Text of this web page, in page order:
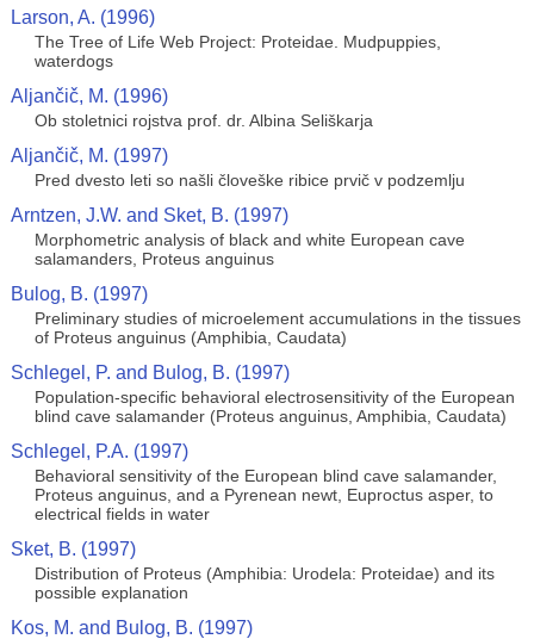
Larson, A. (1996)
The Tree of Life Web Project: Proteidae. Mudpuppies,
waterdogs
Aljančič, M. (1996)
Ob stoletnici rojstva prof. dr. Albina Seliškarja
Aljančič, M. (1997)
Pred dvesto leti so našli človeške ribice prvič v podzemlju
Arntzen, J.W. and Sket, B. (1997)
Morphometric analysis of black and white European cave
salamanders, Proteus anguinus
Bulog, B. (1997)
Preliminary studies of microelement accumulations in the tissues
of Proteus anguinus (Amphibia, Caudata)
Schlegel, P. and Bulog, B. (1997)
Population-specific behavioral electrosensitivity of the European
blind cave salamander (Proteus anguinus, Amphibia, Caudata)
Schlegel, P.A. (1997)
Behavioral sensitivity of the European blind cave salamander,
Proteus anguinus, and a Pyrenean newt, Euproctus asper, to
electrical fields in water
Sket, B. (1997)
Distribution of Proteus (Amphibia: Urodela: Proteidae) and its
possible explanation
Kos, M. and Bulog, B. (1997)